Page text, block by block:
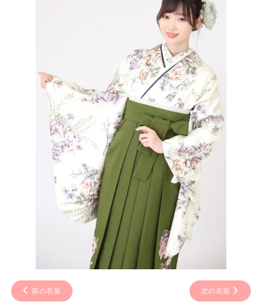
前の衣装 次の衣装